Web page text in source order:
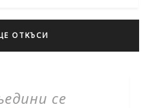
ОТКЪСИ
се